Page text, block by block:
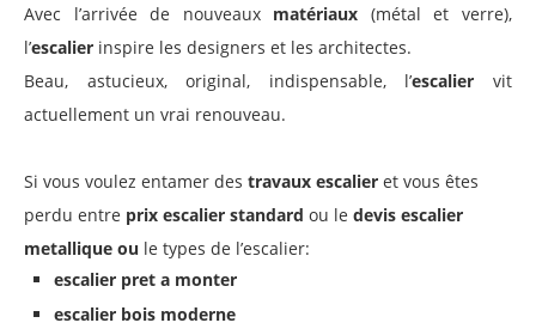
Avec l’arrivée de nouveaux matériaux (métal et verre),
l’escalier inspire les designers et les architectes.
Beau, astucieux, original, indispensable, l’escalier vit
actuellement un vrai renouveau.
Si vous voulez entamer des travaux escalier et vous êtes
perdu entre prix escalier standard ou le devis escalier
metallique ou le types de l’escalier:
escalier pret a monter
escalier bois moderne